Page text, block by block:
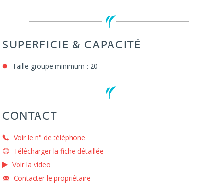
SUPERFICIE & CAPACITÉ
Taille groupe minimum : 20
CONTACT
Voir le n° de téléphone
Télécharger la fiche détaillée
Voir la video
Contacter le propriétaire